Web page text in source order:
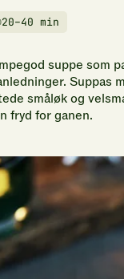
20–40 min
suppe som
Suppas
småløk og
fryd for ganen.